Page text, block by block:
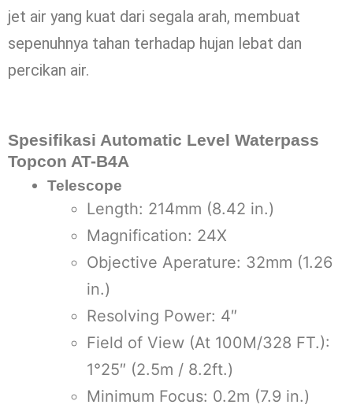
jet air yang kuat dari segala arah, membuat
sepenuhnya tahan terhadap hujan lebat dan
percikan air.
Spesifikasi Automatic Level Waterpass
Topcon AT-B4A
Telescope
Length: 214mm (8.42 in.)
Magnification: 24X
Objective Aperature: 32mm (1.26
in.)
Resolving Power: 4″
Field of View (At 100M/328 FT.):
1°25″ (2.5m / 8.2ft.)
Minimum Focus: 0.2m (7.9 in.)